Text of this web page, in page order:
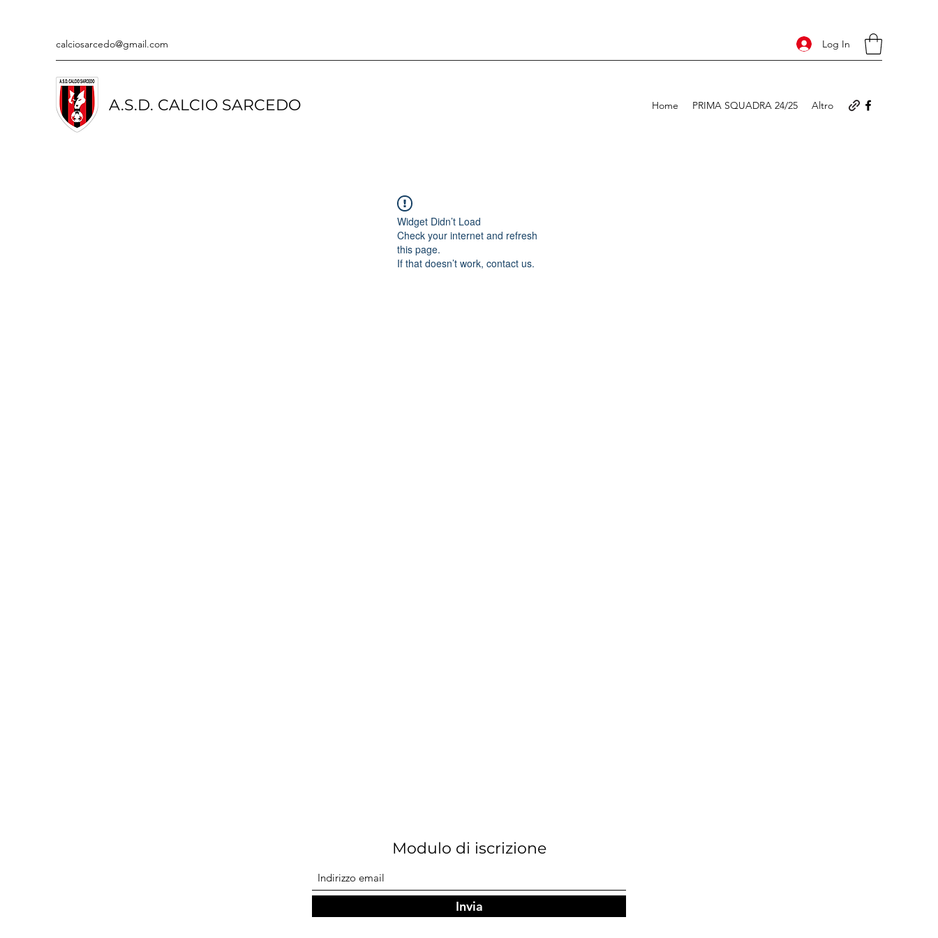
calciosarcedo@gmail.com Log In
A.S.D. CALCIO SARCEDO Home PRIMA SQUADRA 24/25 Altro
Widget Didn’t Load
Check your internet and refresh
this page.
If that doesn’t work, contact us.
Modulo di iscrizione
Invia